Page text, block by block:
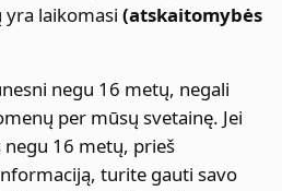
laikomasi (atskaitomybės
negu 16 metų, negali
per mūsų svetainę. Jei
negu 16 metų, prieš
turite gauti savo